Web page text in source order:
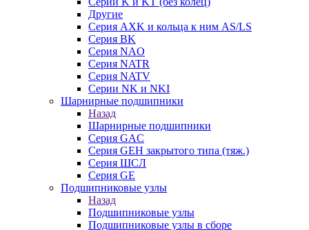
Другие
Серия AXK и кольца к ним AS/LS
Серия BK
Серия NAO
Серия NATR
Серия NATV
Серии NK и NKI
Шарнирные подшипники
Назад
Шарнирные подшипники
Серия GAC
Серия GEH закрытого типа (тяж.)
Серия ШСЛ
Серия GE
Подшипниковые узлы
Назад
Подшипниковые узлы
Подшипниковые узлы в сборе